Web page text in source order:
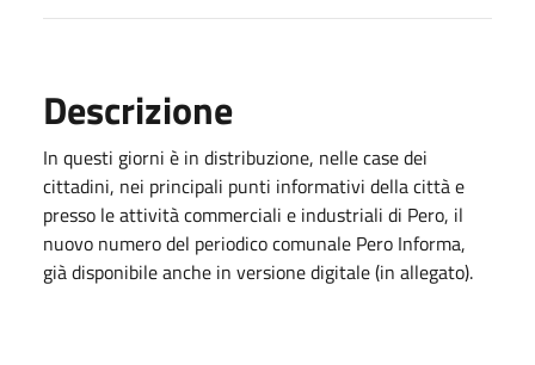
Descrizione
In questi giorni è in distribuzione, nelle case dei
cittadini, nei principali punti informativi della città e
presso le attività commerciali e industriali di Pero, il
nuovo numero del periodico comunale Pero Informa,
già disponibile anche in versione digitale (in allegato).